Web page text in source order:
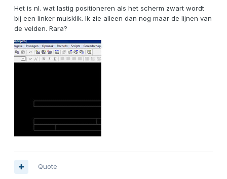
Het is nl. wat lastig positioneren als het scherm zwart wordt
bij een linker muisklik. Ik zie alleen dan nog maar de lijnen van
de velden. Rara?
Quote